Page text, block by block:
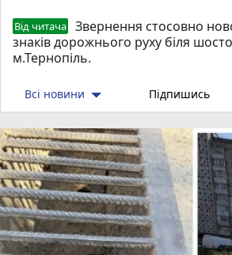
Від читача
Звернення стосовно
знаків дорожнього руху біля
м.Тернопіль.
Всі новини Підпишись